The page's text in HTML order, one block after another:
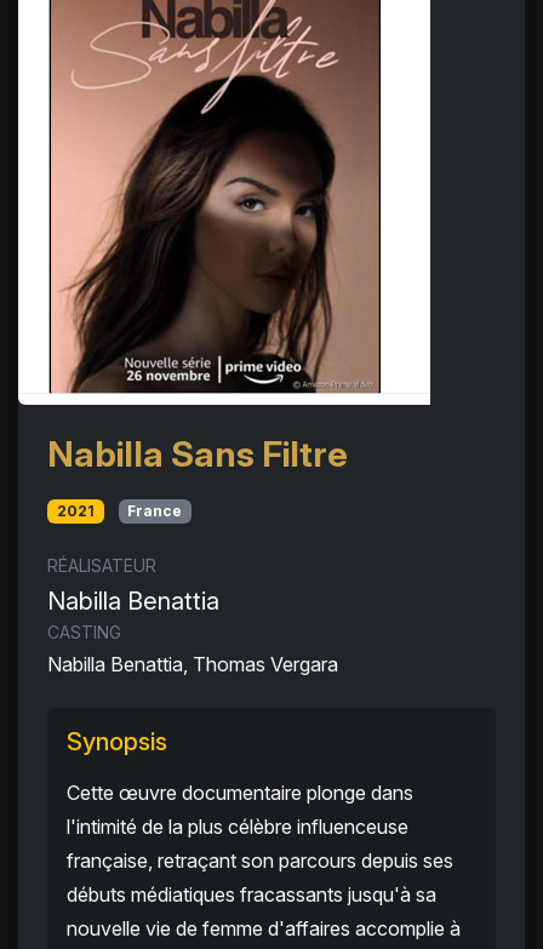
Nabilla Sans Filtre
2021 France
RÉALISATEUR
Nabilla Benattia
CASTING
Nabilla Benattia, Thomas Vergara
Synopsis
Cette œuvre documentaire plonge dans
l'intimité de la plus célèbre influenceuse
française, retraçant son parcours depuis ses
débuts médiatiques fracassants jusqu'à sa
nouvelle vie de femme d'affaires accomplie à